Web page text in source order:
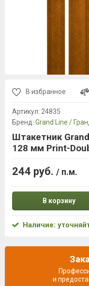
В избранное
Артикул: 24835
Бренд: Grand Line /
Штакетник
128 мм Print-
244 руб. / п.м.
В корзину
Наличие:
и